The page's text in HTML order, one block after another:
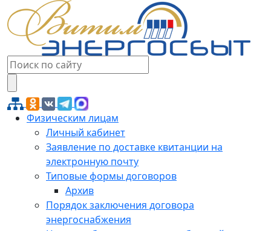
Физическим лицам
Личный кабинет
Заявление по доставке квитанции на
электронную почту
Типовые формы договоров
Архив
Порядок заключения договора
энергоснабжения